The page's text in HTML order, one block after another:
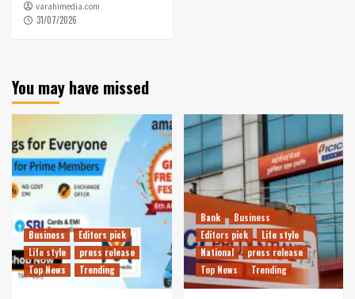
varahimedia.com
31/07/2026
You may have missed
Business
Editors pick
Life style
press release
Top News
Trending
Bank
Business
Editors pick
Life style
National
press release
Top News
Trending